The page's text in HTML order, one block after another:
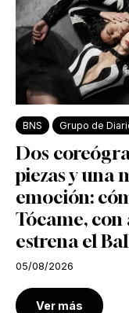
BNS Grupo de
Dos
piezas y una
emoción:
Tócame,
estrena el
05/08/2026
Ver más